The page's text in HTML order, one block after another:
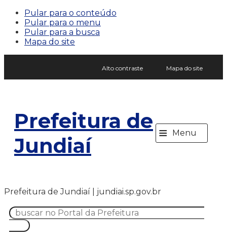
Pular para o conteúdo
Pular para o menu
Pular para a busca
Mapa do site
Alto contraste Mapa do site
Prefeitura de
Jundiaí
≡ Menu
Prefeitura de Jundiaí | jundiai.sp.gov.br